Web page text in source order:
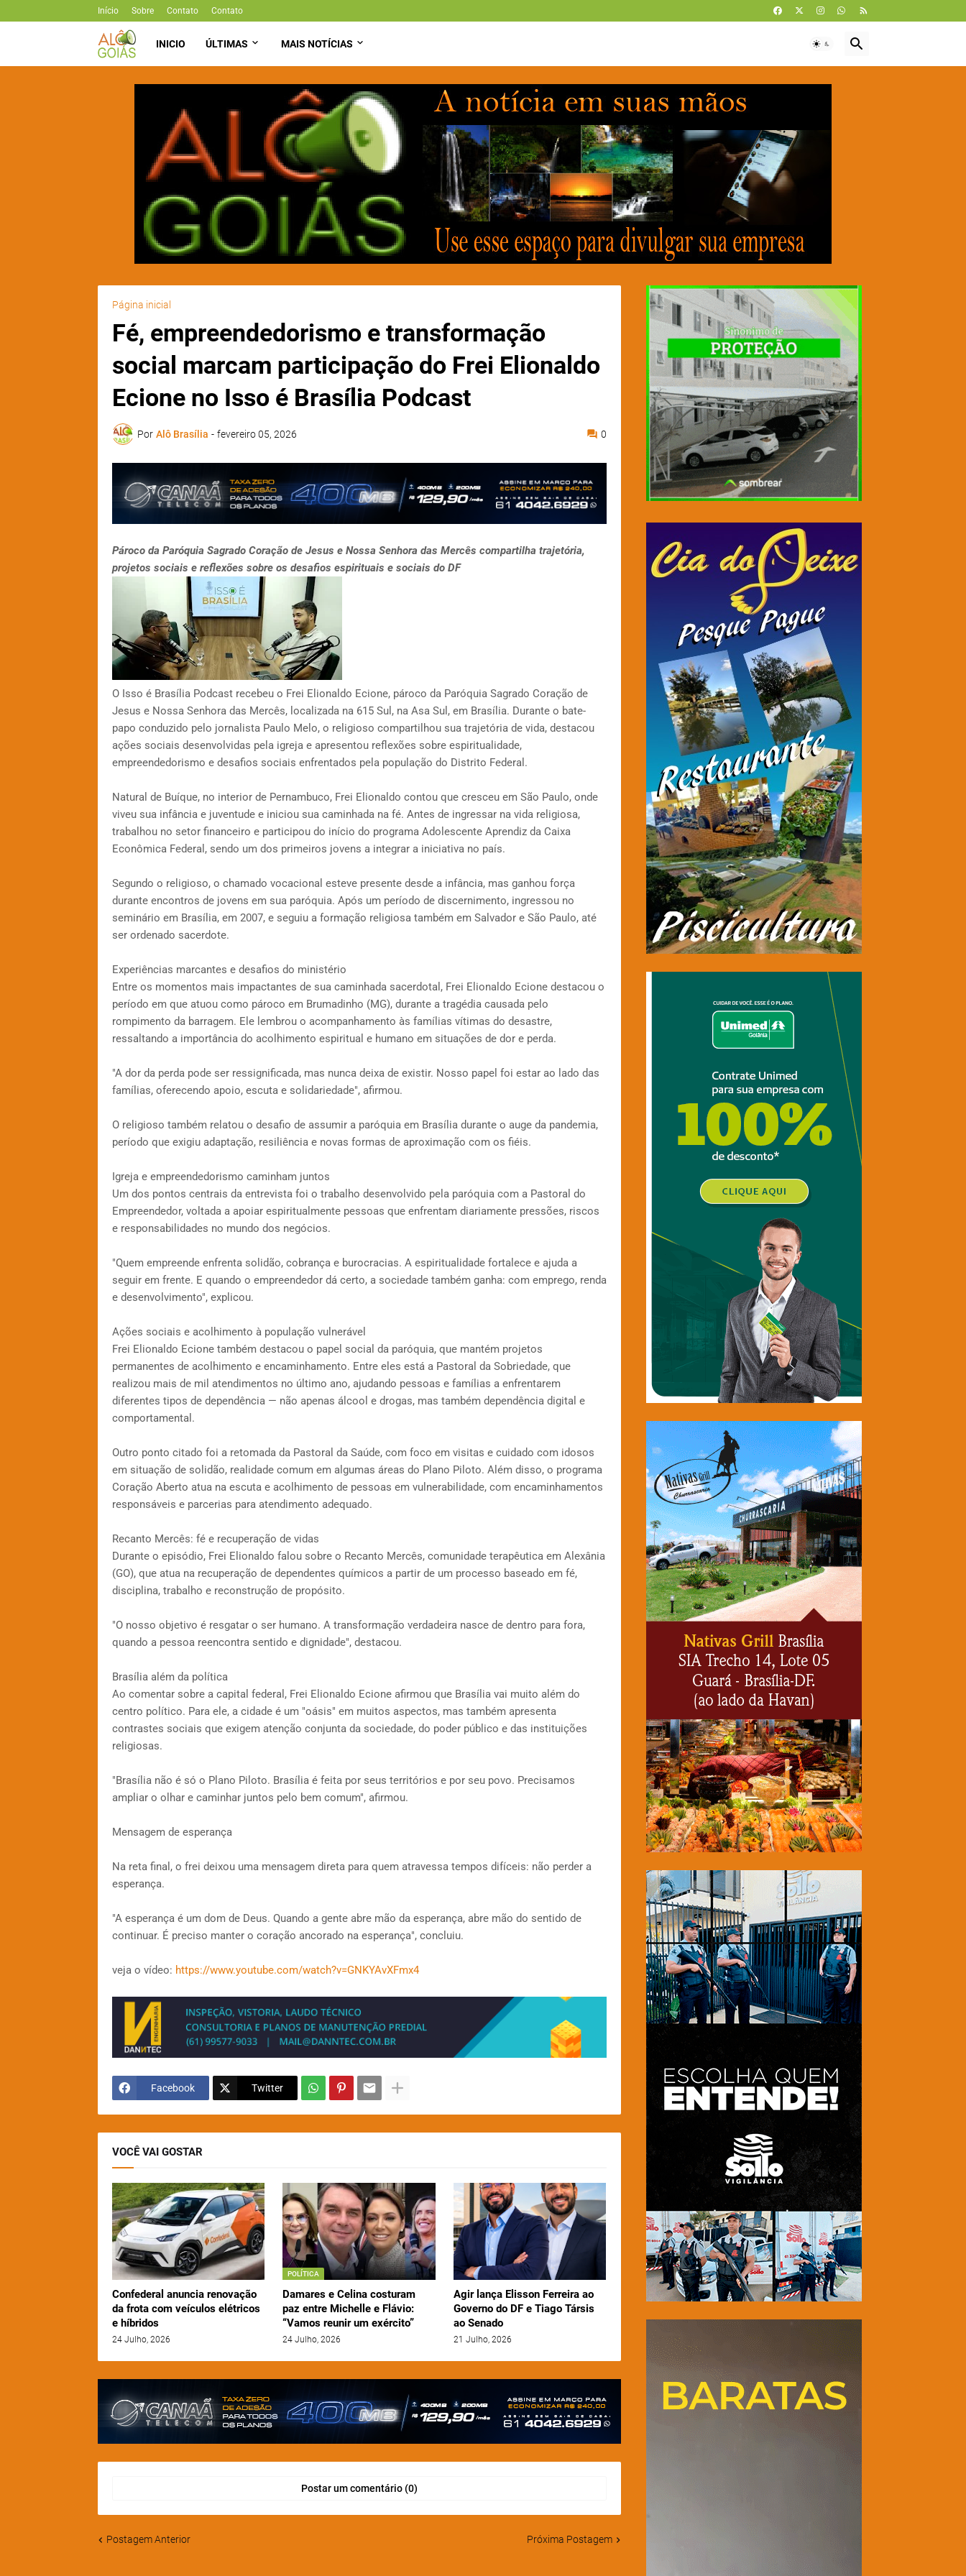
Início Sobre Contato Contato
INICIO ÚLTIMAS MAIS NOTÍCIAS
Página inicial
Fé, empreendedorismo e transformação
social marcam participação do Frei Elionaldo
Ecione no Isso é Brasília Podcast
Por Alô Brasília - fevereiro 05, 2026 0
Pároco da Paróquia Sagrado Coração de Jesus e Nossa Senhora das Mercês compartilha trajetória,
projetos sociais e reflexões sobre os desafios espirituais e sociais do DF
O Isso é Brasília Podcast recebeu o Frei Elionaldo Ecione, pároco da Paróquia Sagrado Coração de
Jesus e Nossa Senhora das Mercês, localizada na 615 Sul, na Asa Sul, em Brasília. Durante o bate-
papo conduzido pelo jornalista Paulo Melo, o religioso compartilhou sua trajetória de vida, destacou
ações sociais desenvolvidas pela igreja e apresentou reflexões sobre espiritualidade,
empreendedorismo e desafios sociais enfrentados pela população do Distrito Federal.
Natural de Buíque, no interior de Pernambuco, Frei Elionaldo contou que cresceu em São Paulo, onde
viveu sua infância e juventude e iniciou sua caminhada na fé. Antes de ingressar na vida religiosa,
trabalhou no setor financeiro e participou do início do programa Adolescente Aprendiz da Caixa
Econômica Federal, sendo um dos primeiros jovens a integrar a iniciativa no país.
Segundo o religioso, o chamado vocacional esteve presente desde a infância, mas ganhou força
durante encontros de jovens em sua paróquia. Após um período de discernimento, ingressou no
seminário em Brasília, em 2007, e seguiu a formação religiosa também em Salvador e São Paulo, até
ser ordenado sacerdote.
Experiências marcantes e desafios do ministério
Entre os momentos mais impactantes de sua caminhada sacerdotal, Frei Elionaldo Ecione destacou o
período em que atuou como pároco em Brumadinho (MG), durante a tragédia causada pelo
rompimento da barragem. Ele lembrou o acompanhamento às famílias vítimas do desastre,
ressaltando a importância do acolhimento espiritual e humano em situações de dor e perda.
"A dor da perda pode ser ressignificada, mas nunca deixa de existir. Nosso papel foi estar ao lado das
famílias, oferecendo apoio, escuta e solidariedade", afirmou.
O religioso também relatou o desafio de assumir a paróquia em Brasília durante o auge da pandemia,
período que exigiu adaptação, resiliência e novas formas de aproximação com os fiéis.
Igreja e empreendedorismo caminham juntos
Um dos pontos centrais da entrevista foi o trabalho desenvolvido pela paróquia com a Pastoral do
Empreendedor, voltada a apoiar espiritualmente pessoas que enfrentam diariamente pressões, riscos
e responsabilidades no mundo dos negócios.
"Quem empreende enfrenta solidão, cobrança e burocracias. A espiritualidade fortalece e ajuda a
seguir em frente. E quando o empreendedor dá certo, a sociedade também ganha: com emprego, renda
e desenvolvimento", explicou.
Ações sociais e acolhimento à população vulnerável
Frei Elionaldo Ecione também destacou o papel social da paróquia, que mantém projetos
permanentes de acolhimento e encaminhamento. Entre eles está a Pastoral da Sobriedade, que
realizou mais de mil atendimentos no último ano, ajudando pessoas e famílias a enfrentarem
diferentes tipos de dependência — não apenas álcool e drogas, mas também dependência digital e
comportamental.
Outro ponto citado foi a retomada da Pastoral da Saúde, com foco em visitas e cuidado com idosos
em situação de solidão, realidade comum em algumas áreas do Plano Piloto. Além disso, o programa
Coração Aberto atua na escuta e acolhimento de pessoas em vulnerabilidade, com encaminhamentos
responsáveis e parcerias para atendimento adequado.
Recanto Mercês: fé e recuperação de vidas
Durante o episódio, Frei Elionaldo falou sobre o Recanto Mercês, comunidade terapêutica em Alexânia
(GO), que atua na recuperação de dependentes químicos a partir de um processo baseado em fé,
disciplina, trabalho e reconstrução de propósito.
"O nosso objetivo é resgatar o ser humano. A transformação verdadeira nasce de dentro para fora,
quando a pessoa reencontra sentido e dignidade", destacou.
Brasília além da política
Ao comentar sobre a capital federal, Frei Elionaldo Ecione afirmou que Brasília vai muito além do
centro político. Para ele, a cidade é um "oásis" em muitos aspectos, mas também apresenta
contrastes sociais que exigem atenção conjunta da sociedade, do poder público e das instituições
religiosas.
"Brasília não é só o Plano Piloto. Brasília é feita por seus territórios e por seu povo. Precisamos
ampliar o olhar e caminhar juntos pelo bem comum", afirmou.
Mensagem de esperança
Na reta final, o frei deixou uma mensagem direta para quem atravessa tempos difíceis: não perder a
esperança.
"A esperança é um dom de Deus. Quando a gente abre mão da esperança, abre mão do sentido de
continuar. É preciso manter o coração ancorado na esperança", concluiu.
veja o vídeo: https://www.youtube.com/watch?v=GNKYAvXFmx4
Facebook Twitter
VOCÊ VAI GOSTAR
Confederal anuncia renovação
da frota com veículos elétricos
e híbridos
24 Julho, 2026
POLÍTICA
Damares e Celina costuram
paz entre Michelle e Flávio:
“Vamos reunir um exército”
24 Julho, 2026
Agir lança Elisson Ferreira ao
Governo do DF e Tiago Társis
ao Senado
21 Julho, 2026
Postar um comentário (0)
Postagem Anterior Próxima Postagem